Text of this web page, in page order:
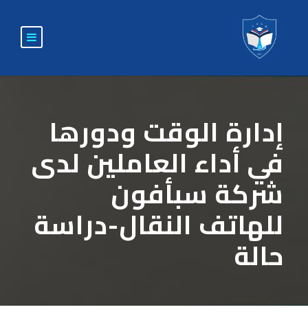
إدارة الوقت ودورها
في أداء العاملين لدى
شركة سبأفون
للهاتف النقال-دراسة
حالة